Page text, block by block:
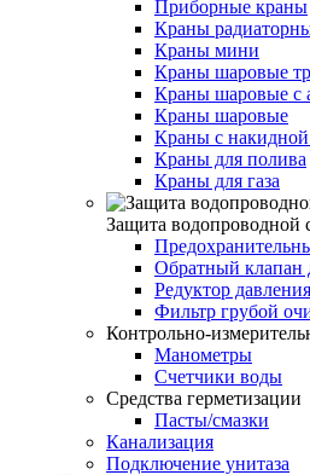
Приборные краны
Краны
Краны мини
Краны шаровые
Краны шаровые с
Краны шаровые
Краны с накидной
Краны для полива
Краны для газа
Защита водопроводной
Обратный клапан
Редуктор давления
Фильтр грубой
Контрольно-
Манометры
Счетчики воды
Средства герметизации
Пасты/смазки
Канализация
Подключение унитаза